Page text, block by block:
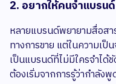
2. อยากให้คนจำแบรน
หลายแบรนด์พยายามสื่อส
ทางการขาย แต่ในความเ
เป็นแบรนด์ที่ไม่มีใครจำได้
ต้องเริ่มจากการรู้ว่ากำลัง